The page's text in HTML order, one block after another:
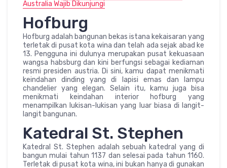
Australia Wajib Dikunjungi
Hofburg
Hofburg adalah bangunan bekas istana kekaisaran yang
terletak di pusat kota wina dan telah ada sejak abad ke
13. Pengguna ini dulunya merupakan pusat kekuasaan
wangsa habsburg dan kini berfungsi sebagai kediaman
resmi presiden austria. Di sini, kamu dapat menikmati
keindahan dinding yang di lapisi emas dan lampu
chandelier yang elegan. Selain itu, kamu juga bisa
menikmati keindahan interior hofburg yang
menampilkan lukisan-lukisan yang luar biasa di langit-
langit bangunan.
Katedral St. Stephen
Katedral St. Stephen adalah sebuah katedral yang di
bangun mulai tahun 1137 dan selesai pada tahun 1160.
Terletak di pusat kota wina, ini bukan hanya di gunakan